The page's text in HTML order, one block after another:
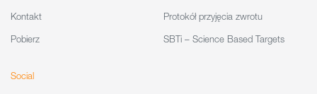
Kontakt
Pobierz
Protokół przyjęcia zwrotu
SBTi – Science Based Targets
Social